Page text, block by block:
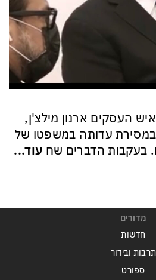
העסקים ארנון מילצ'ן,
עדותה במשפטו של
בעקבות הדברים שח עוד...
מדורים
חדשות
תרבות ובידור
ספורט